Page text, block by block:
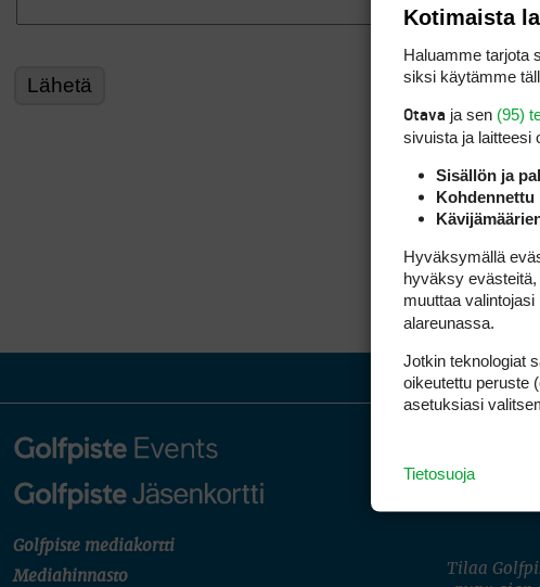
Golfpiste mediakortti
Mediahinnasto
Tilaa
Kotimaista
Haluamme tarjota
siksi käytämme
Otava ja sen (95)
sivuista ja laitteesi
Sisällön ja
Kohdennettu
Hyväksymällä
hyväksy
muuttaa
alareunassa.
Jotkin teknologiat
oikeutettu peruste
asetuksiasi
Tietosuoja